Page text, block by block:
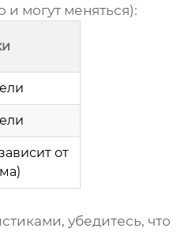
могут меняться):
от
убедитесь, что